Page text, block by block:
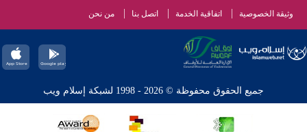
وثيقة الخصوصية اتفاقية الخدمة اتصل بنا من نحن
جميع الحقوق محفوظة © 2026 - 1998 لشبكة إسلام ويب